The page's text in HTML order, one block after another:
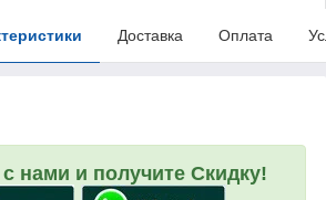
Доставка Оплата
нами и получите Скидку!